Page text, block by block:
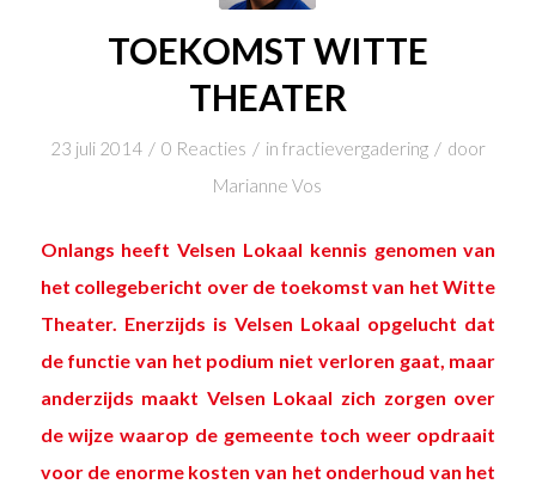
TOEKOMST WITTE
THEATER
23 juli 2014 / 0 Reacties / in fractievergadering / door
Marianne Vos
Onlangs heeft Velsen Lokaal kennis genomen van
het collegebericht over de toekomst van het Witte
Theater. Enerzijds is Velsen Lokaal opgelucht dat
de functie van het podium niet verloren gaat, maar
anderzijds maakt Velsen Lokaal zich zorgen over
de wijze waarop de gemeente toch weer opdraait
voor de enorme kosten van het onderhoud van het